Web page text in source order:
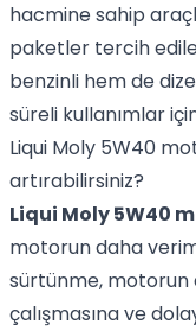
hacmine sahip
paketler tercih
benzinli hem de
süreli kullanımlar
Liqui Moly 5W40
artırabilirsiniz?
Liqui Moly 5W40
motorun daha
sürtünme, motorun
çalışmasına ve